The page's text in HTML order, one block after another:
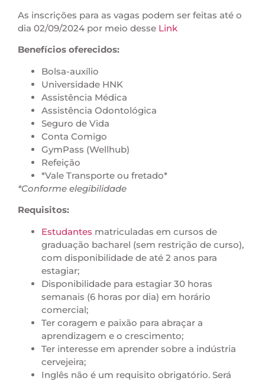
As inscrições para as vagas podem ser feitas até o
dia 02/09/2024 por meio desse Link
Benefícios oferecidos:
Bolsa-auxílio
Universidade HNK
Assistência Médica
Assistência Odontológica
Seguro de Vida
Conta Comigo
GymPass (Wellhub)
Refeição
*Vale Transporte ou fretado*
*Conforme elegibilidade
Requisitos:
Estudantes matriculadas em cursos de
graduação bacharel (sem restrição de curso),
com disponibilidade de até 2 anos para
estagiar;
Disponibilidade para estagiar 30 horas
semanais (6 horas por dia) em horário
comercial;
Ter coragem e paixão para abraçar a
aprendizagem e o crescimento;
Ter interesse em aprender sobre a indústria
cervejeira;
Inglês não é um requisito obrigatório. Será